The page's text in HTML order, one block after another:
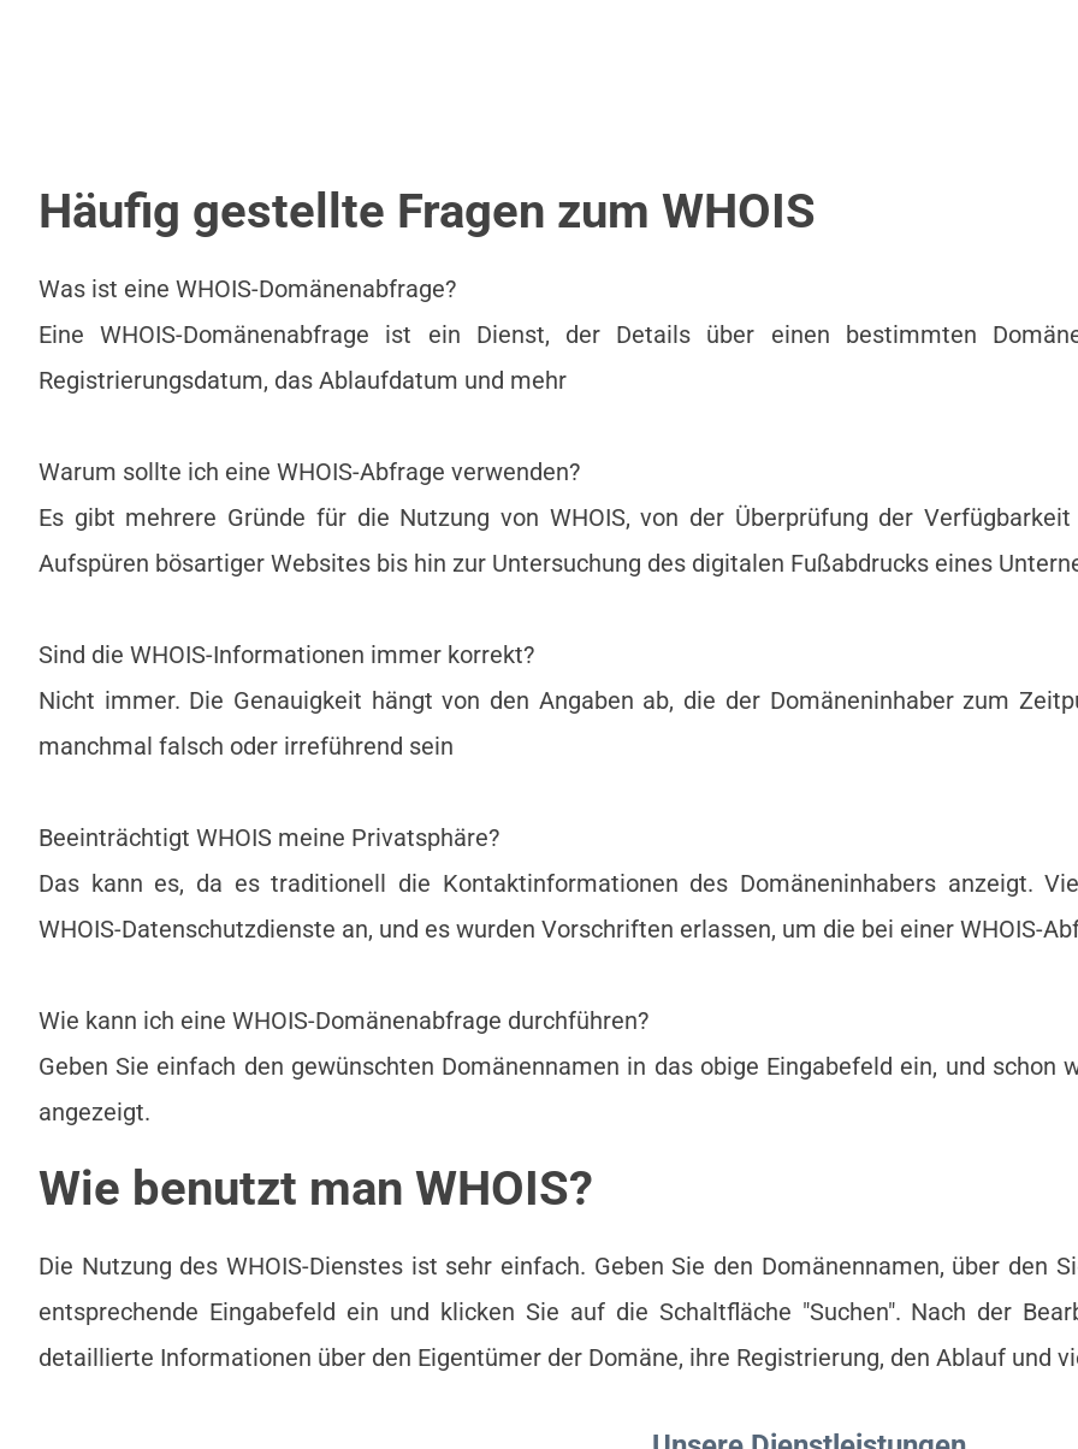
Häufig gestellte Fragen zum WHOIS
Was ist eine WHOIS-Domänenabfrage?
Eine WHOIS-Domänenabfrage ist ein Dienst, der Details über einen bestimmten
Registrierungsdatum, das Ablaufdatum und mehr
Warum sollte ich eine WHOIS-Abfrage verwenden?
Es gibt mehrere Gründe für die Nutzung von WHOIS, von der Überprüfung der
Aufspüren bösartiger Websites bis hin zur Untersuchung des digitalen Fußabdrucks eines
Sind die WHOIS-Informationen immer korrekt?
Nicht immer. Die Genauigkeit hängt von den Angaben ab, die der Domäneninhaber zum
manchmal falsch oder irreführend sein
Beeinträchtigt WHOIS meine Privatsphäre?
Das kann es, da es traditionell die Kontaktinformationen des Domäneninhabers anzeigt.
WHOIS-Datenschutzdienste an, und es wurden Vorschriften erlassen, um die bei einer WHOIS-
Wie kann ich eine WHOIS-Domänenabfrage durchführen?
Geben Sie einfach den gewünschten Domänennamen in das obige Eingabefeld ein, und schon
angezeigt.
Wie benutzt man WHOIS?
Die Nutzung des WHOIS-Dienstes ist sehr einfach. Geben Sie den Domänennamen, über den
entsprechende Eingabefeld ein und klicken Sie auf die Schaltfläche "Suchen". Nach der
detaillierte Informationen über den Eigentümer der Domäne, ihre Registrierung, den Ablauf und